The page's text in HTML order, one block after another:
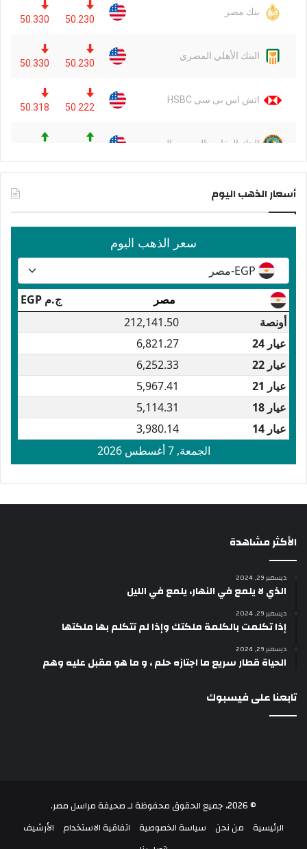
أسعار الذهب اليوم
الأكثر مشاهدة
ديسمبر 29, 2024
الذي لا يلمع في النهار، يلمع في الليل
ديسمبر 29, 2024
إذا تكلمت بالكلمة ملكتك وإذا لم تتكلم بها ملكتها
ديسمبر 29, 2024
الحياة قطار سريع ما اجتازه حلم ، و ما هو مقبل عليه وهم
تابعنا على فيسبوك
© 2026، جميع الحقوق محفوظة لـ صحيفة مراسل مصر.
الرئيسية
من نحن سياسة الخصوصية اتفاقية الاستخدام
الأرشيف